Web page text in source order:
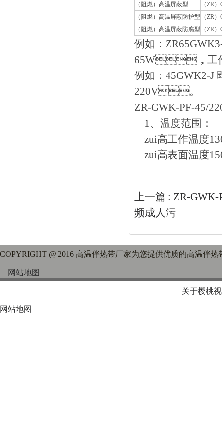
（阻燃）高温屏蔽型
（ZR
（阻燃）高温屏蔽防护型
（ZR
（阻燃）高温屏蔽防腐型
（ZR
例如：
65W，工作
例如：
220V。
ZR-GWK-PF-45/
1、温度范围：
zui高工作温度
zui高表面温度
上一篇 : ZR-GWK-
频成人污
COPYRIGHT @ 2016 高温伴热带厂家为您提供优质的高温伴热带
网站地图
关于樱桃
网站地图